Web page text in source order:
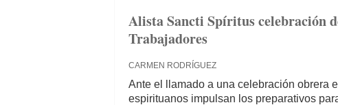
Alista Sancti Spíritus celebración
Trabajadores
CARMEN RODRÍGUEZ
Ante el llamado a una celebración obrera
espirituanos impulsan los preparativos